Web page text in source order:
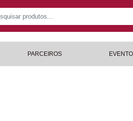
PARCEIROS